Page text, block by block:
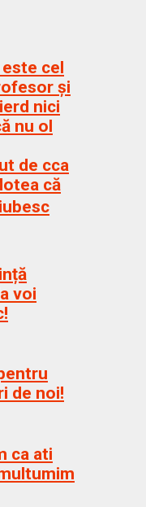
cel
și
nici
nu ol
de cca
că
voi
de noi!
ca ati